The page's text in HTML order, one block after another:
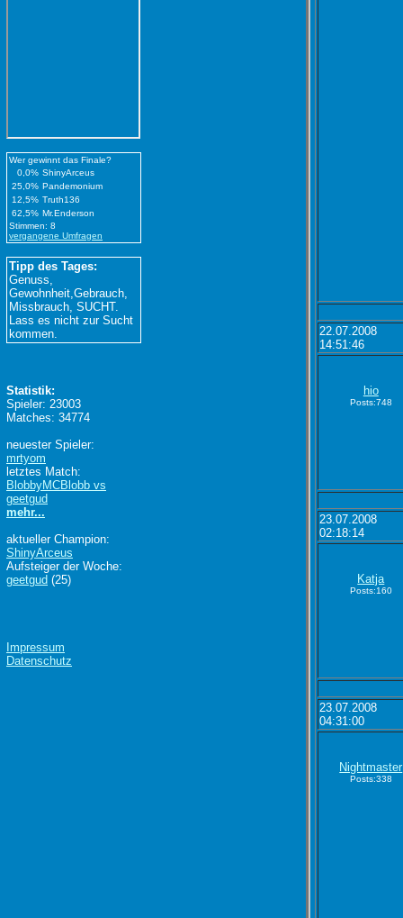
22.07.2008
14:51:46
hio
Posts:748
23.07.2008
02:18:14
Katja
Posts:160
23.07.2008
04:31:00
Nightmaster
Posts:338
Wer gewinnt das Finale?
0,0% ShinyArceus
25,0% Pandemonium
12,5% Truth136
62,5% Mr.Enderson
Stimmen: 8
vergangene Umfragen
Tipp des Tages:
Genuss,
Gewohnheit,Gebrauch,
Missbrauch, SUCHT.
Lass es nicht zur Sucht
kommen.
Statistik:
Spieler: 23003
Matches: 34774
neuester Spieler:
mrtyom
letztes Match:
BlobbyMCBlobb vs
geetgud
mehr...
aktueller Champion:
ShinyArceus
Aufsteiger der Woche:
geetgud (25)
Impressum
Datenschutz